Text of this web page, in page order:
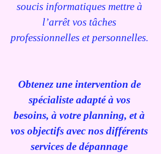
soucis informatiques mettre à
l’arrêt vos tâches
professionnelles et personnelles.
Obtenez une intervention de
spécialiste adapté à vos
besoins, à votre planning, et à
vos objectifs avec nos différents
services de dépannage